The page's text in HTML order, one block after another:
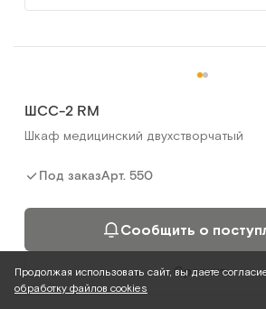
ШСС-2 RM
Шкаф медицинский двухстворчатый
Под заказАрт. 550
Сообщить о
Сравнить
Продолжая использовать сайт, вы даете
обработку файлов cookies